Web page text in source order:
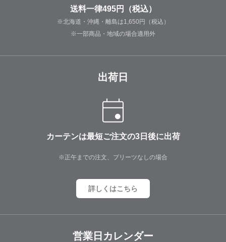
送料一律495円（税込）
※北海道・沖縄・離島は1,650円（税込）
※一部商品・地域の場合適用外
出荷日
カーテンは最短ご注文の3日後に出荷
※正午までの注文、プリーツなしの場合
詳しくはこちら
営業日カレンダー